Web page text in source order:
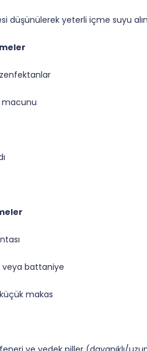
düşünülerek yeterli içme suyu
macunu
veya battaniye
makas